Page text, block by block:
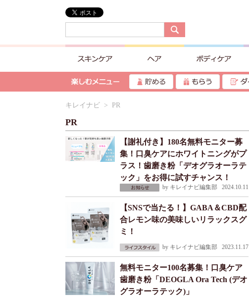
キレイナビ > PR
PR
【謝礼付き】180名無料モニター募
集！口臭ケアにホワイトニングがプ
ラス！歯磨き粉「デオグラオーラテ
ック」をお得に試すチャンス！
by キレイナビ編集部 2024.10.11
【SNSで当たる！】GABA＆CBD配
合レモン味の美味しいリラックスグ
ミ！
by キレイナビ編集部 2023.11.17
無料モニター100名募集！口臭ケア
歯磨き粉「DEOGLA Ora Tech (デオ
グラオーラテック)」